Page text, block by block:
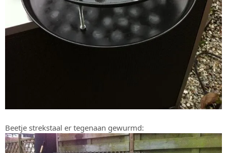
Beetje strekstaal er tegenaan gewurmd: